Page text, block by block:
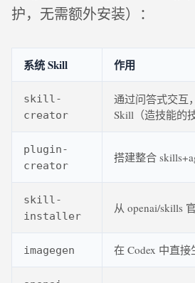
护，无需额外安装）：
系统 Skill 作用
skill-
creator
通过问答式交互
Skill（造技能的技
plugin-
creator
搭建整合
skill-
installer
从 openai/skills
imagegen 在 Codex 中直接